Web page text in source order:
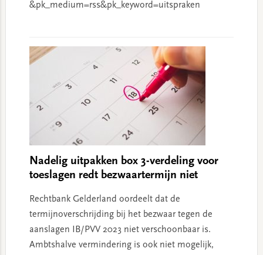
&pk_medium=rss&pk_keyword=uitspraken
Nadelig uitpakken box 3-verdeling voor
toeslagen redt bezwaartermijn niet
Rechtbank Gelderland oordeelt dat de
termijnoverschrijding bij het bezwaar tegen de
aanslagen IB/PVV 2023 niet verschoonbaar is.
Ambtshalve vermindering is ook niet mogelijk,